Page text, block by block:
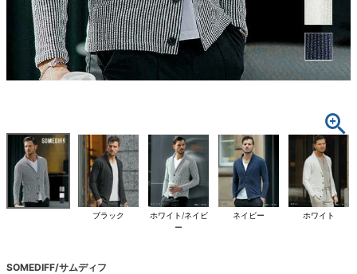
ブラック
ホワイト/ネイビ
ー
ネイビー ホワイト
SOMEDIFF/サムディフ